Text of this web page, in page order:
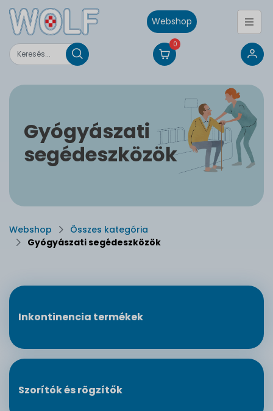
Webshop
0
Gyógyászati
segédeszközök
Webshop
Összes kategória
Gyógyászati segédeszközök
Inkontinencia termékek
Szorítók és rögzítők